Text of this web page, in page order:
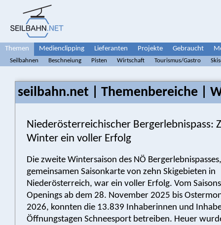
Themen Medienclipping Lieferanten Projekte Gebraucht
Seilbahnen Beschneiung Pisten Wirtschaft Tourismus/Gastro
seilbahn.net | Themenbereiche |
Niederösterreichischer Bergerlebnispass:
Winter ein voller Erfolg
Die zweite Wintersaison des NÖ
gemeinsamen Saisonkarte von zehn Skigebieten in
Niederösterreich, war ein voller Erfolg. Vom
Openings ab dem 28. November 2025 bis
2026, konnten die 13.839 Inhaberinnen und
Öffnungstagen Schneesport betreiben. Heuer